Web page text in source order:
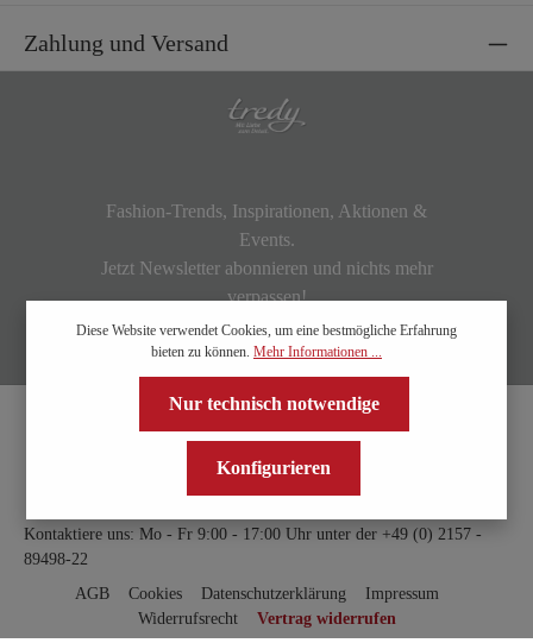
Zahlung und Versand
Fashion-Trends, Inspirationen, Aktionen &
Events.
Jetzt Newsletter abonnieren und nichts mehr
verpassen!
Kontaktiere uns: Mo - Fr 9:00 - 17:00 Uhr unter der +49 (0) 2157 -
89498-22
AGB
Cookies Datenschutzerklärung
Impressum
Widerrufsrecht
Vertrag widerrufen
Diese Website verwendet Cookies, um eine bestmögliche Erfahrung
bieten zu können. Mehr Informationen ...
Nur technisch notwendige
Konfigurieren